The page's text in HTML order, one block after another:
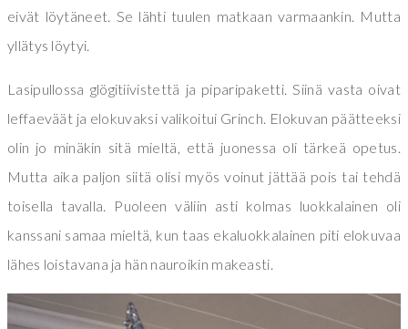
eivät löytäneet. Se lähti tuulen matkaan varmaankin. Mutta
yllätys löytyi.
Lasipullossa glögitiivistettä ja piparipaketti. Siinä vasta oivat
leffaeväät ja elokuvaksi valikoitui Grinch. Elokuvan päätteeksi
olin jo minäkin sitä mieltä, että juonessa oli tärkeä opetus.
Mutta aika paljon siitä olisi myös voinut jättää pois tai tehdä
toisella tavalla. Puoleen väliin asti kolmas luokkalainen oli
kanssani samaa mieltä, kun taas ekaluokkalainen piti elokuvaa
lähes loistavana ja hän nauroikin makeasti.